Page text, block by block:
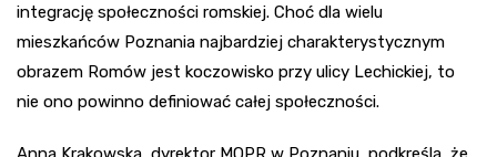
integrację społeczności romskiej. Choć dla wielu
mieszkańców Poznania najbardziej charakterystycznym
obrazem Romów jest koczowisko przy ulicy Lechickiej, to
nie ono powinno definiować całej społeczności.